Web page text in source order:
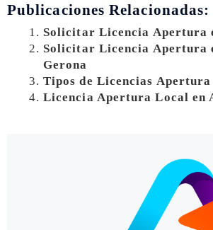
Publicaciones Relacionadas:
Solicitar Licencia Apertura
Solicitar Licencia Apertura
Gerona
Tipos de Licencias Apertura
Licencia Apertura Local en